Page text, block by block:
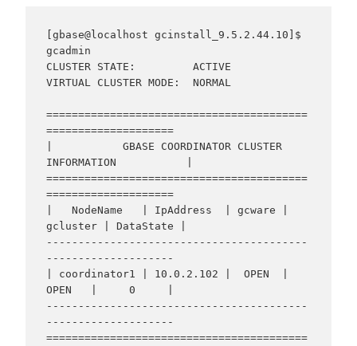
[gbase@localhost gcinstall_9.5.2.44.10]$
gcadmin
CLUSTER STATE:         ACTIVE
VIRTUAL CLUSTER MODE:  NORMAL
=========================================
====================
|           GBASE COORDINATOR CLUSTER
INFORMATION           |
=========================================
====================
|   NodeName   | IpAddress  | gcware |
gcluster | DataState |
-----------------------------------------
--------------------
| coordinator1 | 10.0.2.102 |  OPEN  |
OPEN   |     0     |
-----------------------------------------
--------------------
=========================================